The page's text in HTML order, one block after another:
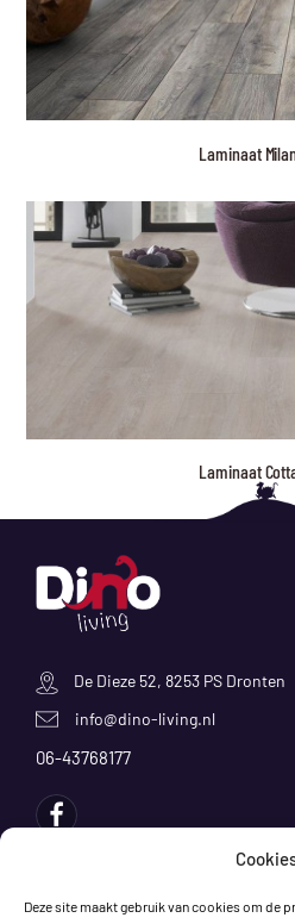
Deze site maakt gebruik van cookies om de
Laminaat
Laminaat
De Dieze 52, 8253 PS Dronten
info@dino-living.nl
06-43768177
Producten